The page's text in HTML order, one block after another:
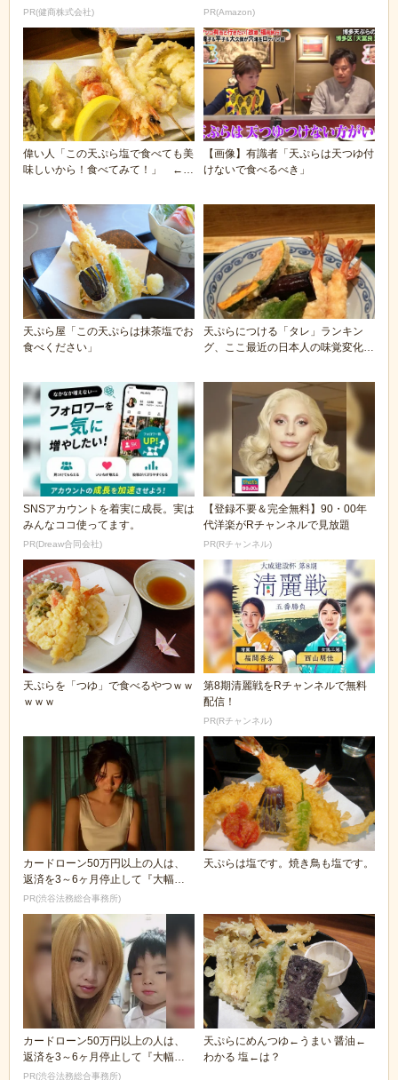
PR(健商株式会社) PR(Amazon)
偉い人「この天ぷら塩で食べても美
味しいから！食べてみて！」 ←お
【画像】有識者「天ぷらは天つゆ付
けないで食べるべき」
天ぷら屋「この天ぷらは抹茶塩でお
食べください」
天ぷらにつける「タレ」ランキン
グ、ここ最近の日本人の味覚変化を
SNSアカウントを着実に成長。実は
みんなココ使ってます。
PR(Dreaw合同会社)
【登録不要＆完全無料】90・00年
代洋楽がRチャンネルで見放題
PR(Rチャンネル)
天ぷらを「つゆ」で食べるやつｗｗ
ｗｗｗ
第8期清麗戦をRチャンネルで無料
配信！
PR(Rチャンネル)
カードローン50万円以上の人は、
返済を3～6ヶ月停止して『大幅に
減額してから返済...
PR(渋谷法務総合事務所)
天ぷらは塩です。焼き鳥も塩です。
カードローン50万円以上の人は、
返済を3～6ヶ月停止して『大幅に
減額してから返済...
PR(渋谷法務総合事務所)
天ぷらにめんつゆ←うまい 醤油←
わかる 塩←は？